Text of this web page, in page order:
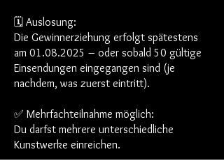
🗓️ Auslosung:
Die Gewinnerziehung erfolgt spätestens
am 01.08.2025 – oder sobald 50 gültige
Einsendungen eingegangen sind (je
nachdem, was zuerst eintritt).
✅ Mehrfachteilnahme möglich:
Du darfst mehrere unterschiedliche
Kunstwerke einreichen.